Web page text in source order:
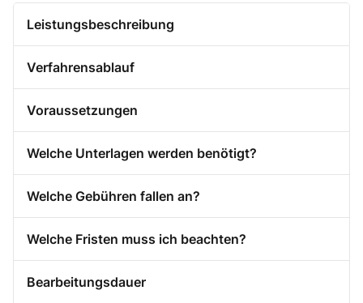
Leistungsbeschreibung
Verfahrensablauf
Voraussetzungen
Welche Unterlagen werden benötigt?
Welche Gebühren fallen an?
Welche Fristen muss ich beachten?
Bearbeitungsdauer